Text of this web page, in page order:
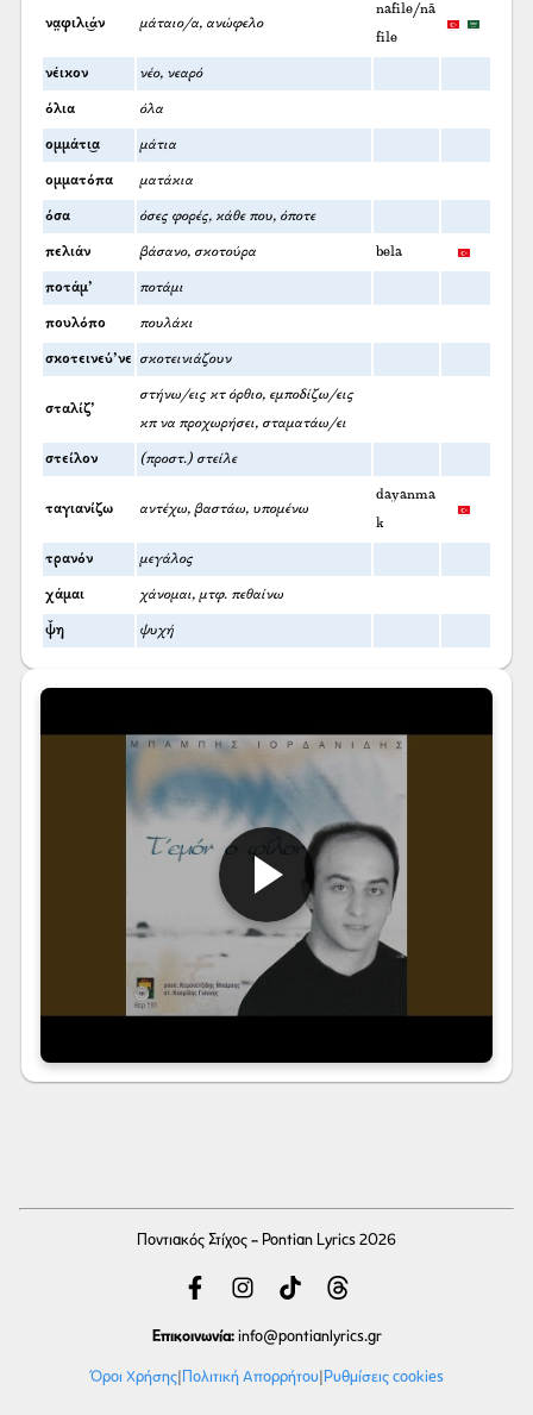
να̤φιλι͜άν μάταιο/α, ανώφελο
nafile/nā
file
νέικον νέο, νεαρό
όλια όλα
ομμάτι͜α μάτια
ομματόπα ματάκια
όσα όσες φορές, κάθε που, όποτε
πελιάν βάσανο, σκοτούρα bela
ποτάμ’ ποτάμι
πουλόπο πουλάκι
σκοτεινεύ’νε σκοτεινιάζουν
σταλίζ’
στήνω/εις κτ όρθιο, εμποδίζω/εις
κπ να προχωρήσει, σταματάω/ει
στείλον (προστ.) στείλε
ταγιανίζω αντέχω, βαστάω, υπομένω
dayanma
k
τρανόν μεγάλος
χάμαι χάνομαι, μτφ. πεθαίνω
ψ̌η ψυχή
Ποντιακός Στίχος - Pontian Lyrics 2026
Επικοινωνία: info@pontianlyrics.gr
Όροι Χρήσης| Πολιτική Απορρήτου| Ρυθμίσεις cookies